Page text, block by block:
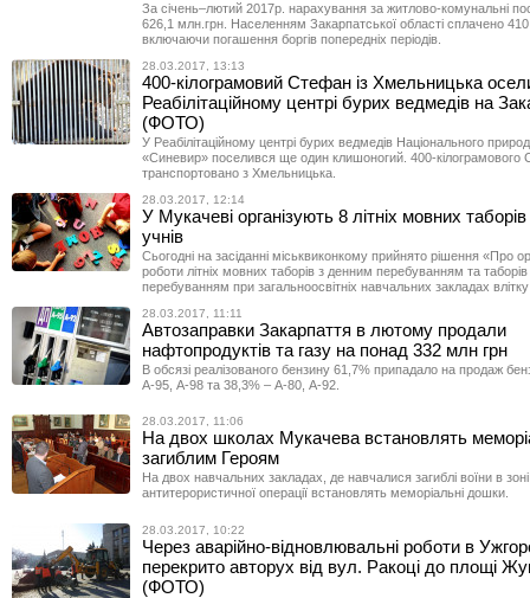
За січень–лютий 2017р. нарахування за житлово-комунальні
626,1 млн.грн. Населенням Закарпатської області сплачено
включаючи погашення боргів попередніх періодів.
28.03.2017, 13:13
400-кілограмовий Стефан із Хмельницька
Реабілітаційному центрі бурих ведмедів на
(ФОТО)
У Реабілітаційному центрі бурих ведмедів Національного
«Синевир» поселився ще один клишоногий. 400-кілограмового
транспортовано з Хмельницька.
28.03.2017, 12:14
У Мукачеві організують 8 літніх мовних
учнів
Сьогодні на засіданні міськвиконкому прийнято рішення «Про
роботи літніх мовних таборів з денним перебуванням та
перебуванням при загальноосвітніх навчальних закладах
28.03.2017, 11:11
Автозаправки Закарпаття в лютому продали
нафтопродуктів та газу на понад 332 млн грн
В обсязі реалізованого бензину 61,7% припадало на продаж
А-95, А-98 та 38,3% – А-80, А-92.
28.03.2017, 11:06
На двох школах Мукачева встановлять
загиблим Героям
На двох навчальних закладах, де навчалися загиблі воїни в
антитерористичної операції встановлять меморіальні дошки.
28.03.2017, 10:22
Через аварійно-відновлювальні роботи в
перекрито авторух від вул. Ракоці до площі
(ФОТО)